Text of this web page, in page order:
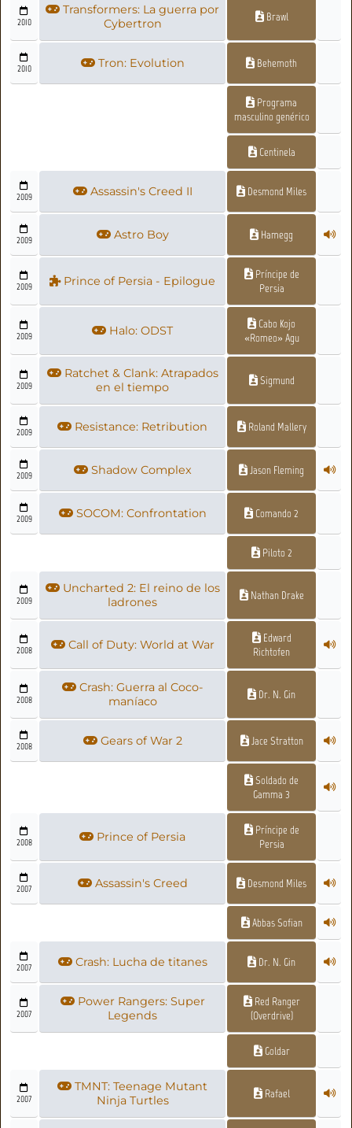
2010
Transformers: La guerra por
Cybertron
Brawl
2010 Tron: Evolution Behemoth
Programa
masculino genérico
Centinela
2009 Assassin's Creed II Desmond Miles
2009 Astro Boy Hamegg
2009 Prince of Persia - Epilogue
Príncipe de
Persia
2009 Halo: ODST
Cabo Kojo
«Romeo» Agu
2009
Ratchet & Clank: Atrapados
en el tiempo
Sigmund
2009 Resistance: Retribution Roland Mallery
2009 Shadow Complex Jason Fleming
2009 SOCOM: Confrontation Comando 2
Piloto 2
2009
Uncharted 2: El reino de los
ladrones
Nathan Drake
2008 Call of Duty: World at War
Edward
Richtofen
2008
Crash: Guerra al Coco-
maníaco
Dr. N. Gin
2008 Gears of War 2 Jace Stratton
Soldado de
Gamma 3
2008 Prince of Persia
Príncipe de
Persia
2007 Assassin's Creed Desmond Miles
Abbas Sofian
2007 Crash: Lucha de titanes Dr. N. Gin
2007
Power Rangers: Super
Legends
Red Ranger
(Overdrive)
Goldar
2007
TMNT: Teenage Mutant
Ninja Turtles
Rafael